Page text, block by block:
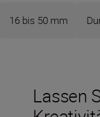
16 bis 50 mm
Lassen